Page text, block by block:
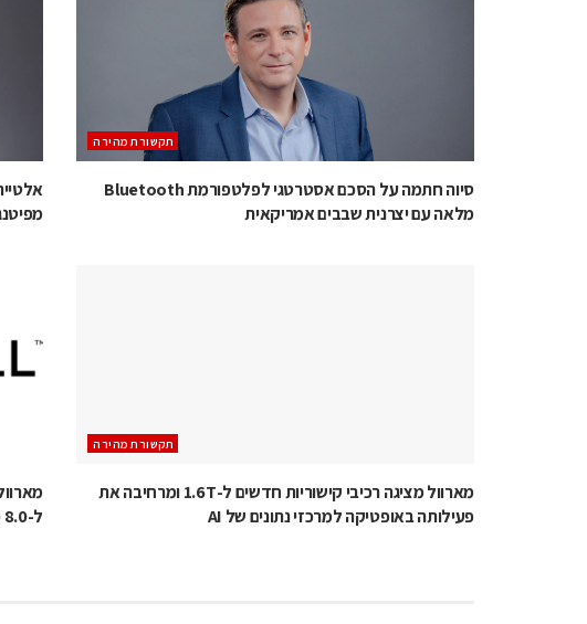
תקשורת מהירה
סיוה חתמה על הסכם אסטרטגי לפלטפורמת Bluetooth
מלאה עם יצרנית שבבים אמריקאית
תקשורת מהירה
מארוול מציגה רכיבי קישוריות חדשים ל-1.6T ומרחיבה את
פעילותה באופטיקה למרכזי נתונים של AI
ל-PCIe 8.0 עבור עיבוד AI